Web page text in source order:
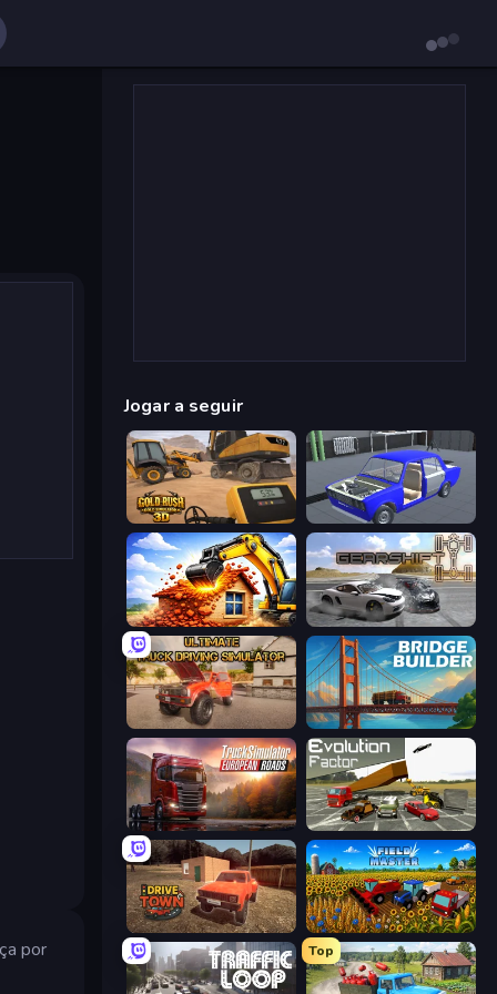
por
Jogar a seguir
Gold Rush: Gold Simulator 3D Taz Mechanic Simulator
City Constructor Gearshift One
Ultimate Truck Driving Simulator 2020 Bridge Builder
Truck Simulator: European Roads Evolution Factor
DriveTown Field Master
Top